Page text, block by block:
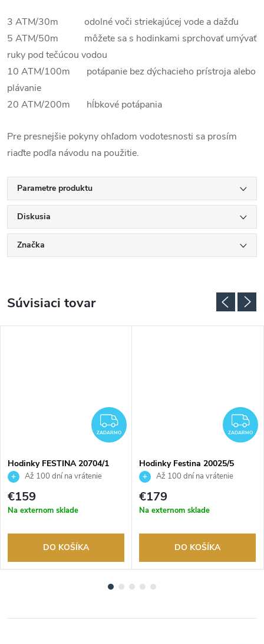
3 ATM/30m odolné voči striekajúcej vode a dažďu
5 ATM/50m môžete sa s hodinkami sprchovať umývať
ruky pod tečúcou vodou
10 ATM/100m potápanie bez dýchacieho prístroja alebo
plávanie
20 ATM/200m hĺbkové potápania
Pre presnejšie pokyny ohľadom vodotesnosti sa prosím
riaďte podľa návodu na použitie.
Parametre produktu
Diskusia
Značka
Súvisiaci tovar
ZADARMO
ZADARMO
Hodinky FESTINA 20704/1
Až 100 dní na vrátenie
tovaru. Autorizovaný predajca.
€159
Na externom sklade
DO KOŠÍKA
ZADARMO
Hodinky Festina 20025/5
Až 100 dní na vrátenie
tovaru. Autorizovaný predajca.
€179
Na externom sklade
DO KOŠÍKA